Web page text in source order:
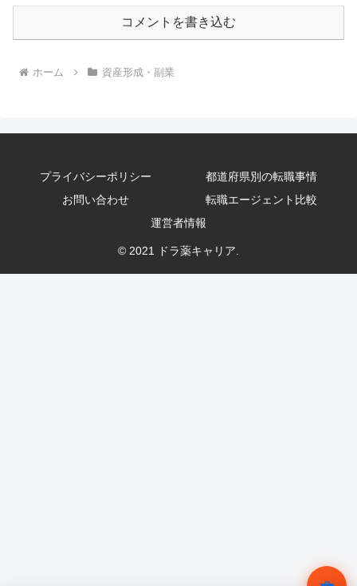
コメントを書き込む
ホーム 資産形成・副業
プライバシーポリシー
都道府県別の転職事情
お問い合わせ
転職エージェント比較
運営者情報
© 2021 ドラ薬キャリア.